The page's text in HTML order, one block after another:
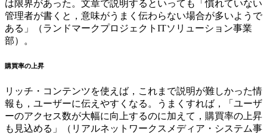
は限界があった。文章で説明するといっても「慣れていない
管理者が書くと，意味がうまく伝わらない場合が多いようで
ある」（ランドマークプロジェクトITソリューション事業
部）。
購買率の上昇
リッチ・コンテンツを使えば，これまで説明が難しかった情
報も，ユーザーに伝えやすくなる。うまくすれば，「ユーザ
ーのアクセス数が大幅に向上するのに加えて，購買率の上昇
も見込める」（リアルネットワークスメディア・システム事